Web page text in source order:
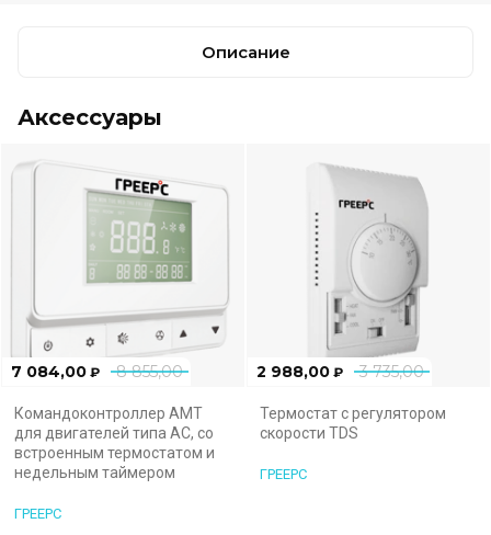
Описание
Аксессуары
8 855,00
7 084,00 ₽
Командоконтроллер AMT
для двигателей типа AC, со
встроенным термостатом и
недельным таймером
ГРЕЕРС
3 735,00
2 988,00 ₽
Термостат с регулятором
скорости TDS
ГРЕЕРС